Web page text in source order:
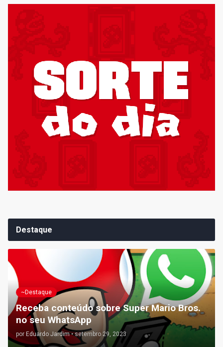
Destaque
~Destaque
Receba conteúdo sobre Super Mario Bros.
no seu WhatsApp
por Eduardo Jardim • setembro 29, 2023